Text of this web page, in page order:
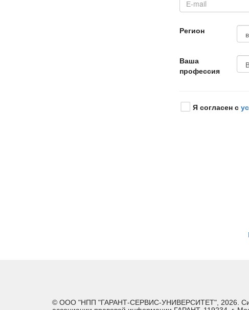
Регион
аша
профессия
Я согласен с
© ООО "НПП "ГАРАНТ-СЕРВИС-УНИВЕРСИТЕТ", 2026.